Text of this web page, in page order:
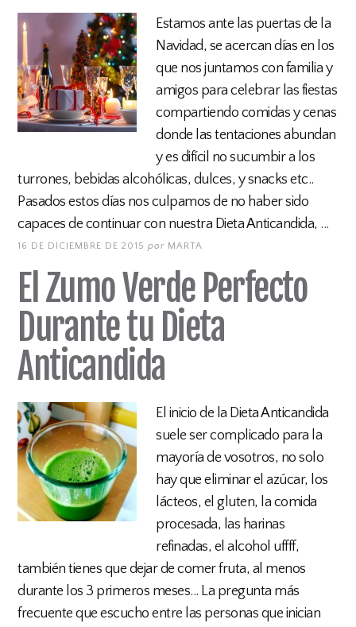
Estamos ante las puertas de la
Navidad, se acercan días en los
que nos juntamos con familia y
amigos para celebrar las fiestas
compartiendo comidas y cenas
donde las tentaciones abundan
y es difícil no sucumbir a los
turrones, bebidas alcohólicas, dulces, y snacks etc..
Pasados estos días nos culpamos de no haber sido
capaces de continuar con nuestra Dieta Anticandida, ...
16 DE DICIEMBRE DE 2015 por MARTA
El Zumo Verde Perfecto
Durante tu Dieta
Anticandida
El inicio de la Dieta Anticandida
suele ser complicado para la
mayoría de vosotros, no solo
hay que eliminar el azúcar, los
lácteos, el gluten, la comida
procesada, las harinas
refinadas, el alcohol uffff,
también tienes que dejar de comer fruta, al menos
durante los 3 primeros meses... La pregunta más
frecuente que escucho entre las personas que inician